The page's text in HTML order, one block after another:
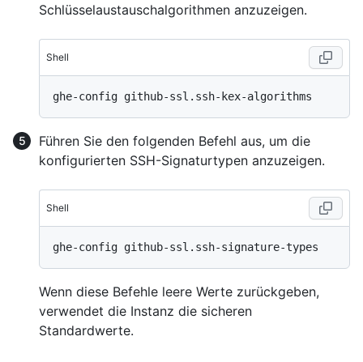
Schlüsselaustauschalgorithmen anzuzeigen.
Shell
Führen Sie den folgenden Befehl aus, um die
konfigurierten SSH-Signaturtypen anzuzeigen.
Shell
Wenn diese Befehle leere Werte zurückgeben,
verwendet die Instanz die sicheren
Standardwerte.